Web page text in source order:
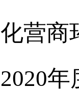
化营商
2020